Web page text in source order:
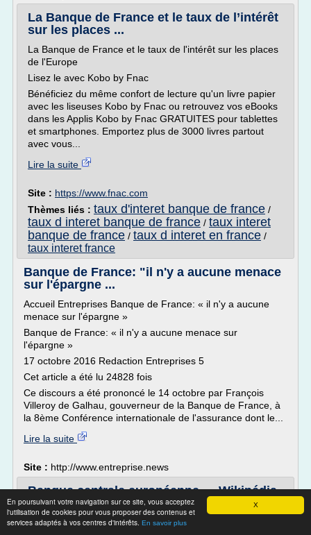
X
En poursuivant votre navigation sur ce site, vous acceptez
l'utilisation de cookies pour vous proposer des contenus et
services adaptés à vos centres d'intérêts. En savoir plus
La Banque de France et le taux de l’intérêt
sur les places ...
La Banque de France et le taux de l'intérêt sur les places
de l'Europe
Lisez le avec Kobo by Fnac
Bénéficiez du même confort de lecture qu'un livre papier
avec les liseuses Kobo by Fnac ou retrouvez vos eBooks
dans les Applis Kobo by Fnac GRATUITES pour tablettes
et smartphones. Emportez plus de 3000 livres partout
avec vous...
Lire la suite
Site : https://www.fnac.com
Thèmes liés : taux d'interet banque de france /
taux d interet banque de france / taux interet
banque de france / taux d interet en france /
taux interet france
Banque de France: "il n'y a aucune menace
sur l'épargne ...
Accueil Entreprises Banque de France: « il n'y a aucune
menace sur l'épargne »
Banque de France: « il n'y a aucune menace sur
l'épargne »
17 octobre 2016 Redaction Entreprises 5
Cet article a été lu 24828 fois
Ce discours a été prononcé le 14 octobre par François
Villeroy de Galhau, gouverneur de la Banque de France, à
la 8ème Conférence internationale de l'assurance dont le...
Lire la suite
Site : http://www.entreprise.news
Banque centrale européenne — Wikipédia
La Banque centrale européenne (BCE) a succédé en juin
1998 à l'Institut monétaire européen (IME). Ce dernier